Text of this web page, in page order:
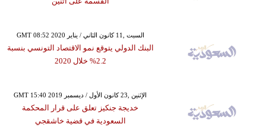
GMT 08:52 2020 السبت ,11 كانون الثاني / يناير
البنك الدولي يتوقع نمو الاقتصاد التونسي بنسبة
2.2% خلال 2020
GMT 15:40 2019 الإثنين ,23 كانون الأول / ديسمبر
خديجة جنكيز تعلق على قرار المحكمة
السعودية في قضية خاشقجي